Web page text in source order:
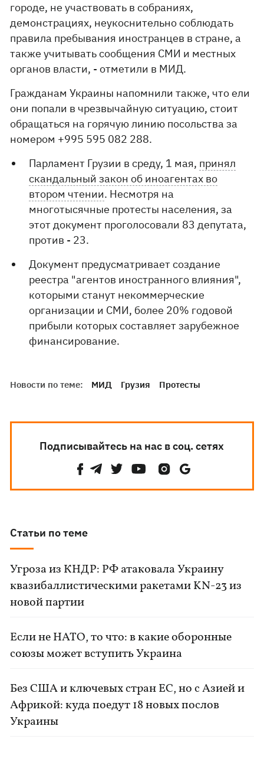
городе, не участвовать в собраниях,
демонстрациях, неукоснительно соблюдать
правила пребывания иностранцев в стране, а
также учитывать сообщения СМИ и местных
органов власти, - отметили в МИД.
Гражданам Украины напомнили также, что ели
они попали в чрезвычайную ситуацию, стоит
обращаться на горячую линию посольства за
номером +995 595 082 288.
Парламент Грузии в среду, 1 мая, принял
скандальный закон об иноагентах во
втором чтении. Несмотря на
многотысячные протесты населения, за
этот документ проголосовали 83 депутата,
против - 23.
Документ предусматривает создание
реестра "агентов иностранного влияния",
которыми станут некоммерческие
организации и СМИ, более 20% годовой
прибыли которых составляет зарубежное
финансирование.
Новости по теме: МИД Грузия Протесты
Подписывайтесь на нас в соц. сетях
Статьи по теме
Угроза из КНДР: РФ атаковала Украину
квазибаллистическими ракетами KN-23 из
новой партии
Если не НАТО, то что: в какие оборонные
союзы может вступить Украина
Без США и ключевых стран ЕС, но с Азией и
Африкой: куда поедут 18 новых послов
Украины